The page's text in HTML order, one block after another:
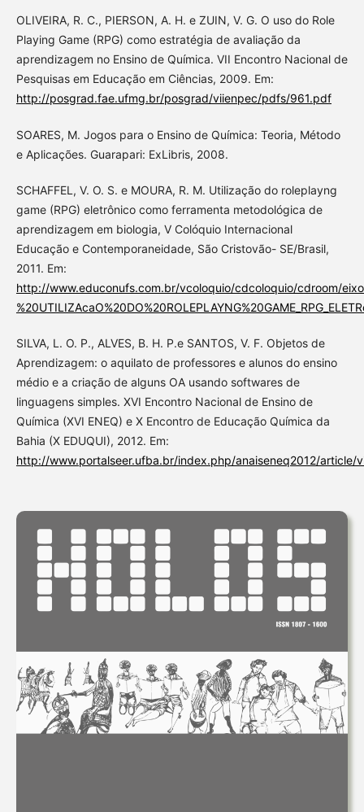
OLIVEIRA, R. C., PIERSON, A. H. e ZUIN, V. G. O uso do Role
Playing Game (RPG) como estratégia de avaliação da
aprendizagem no Ensino de Química. VII Encontro Nacional de
Pesquisas em Educação em Ciências, 2009. Em:
http://posgrad.fae.ufmg.br/posgrad/viienpec/pdfs/961.pdf
SOARES, M. Jogos para o Ensino de Química: Teoria, Método
e Aplicações. Guarapari: ExLibris, 2008.
SCHAFFEL, V. O. S. e MOURA, R. M. Utilização do roleplayng
game (RPG) eletrônico como ferramenta metodológica de
aprendizagem em biologia, V Colóquio Internacional
Educação e Contemporaneidade, São Cristovão- SE/Brasil,
2011. Em:
http://www.educonufs.com.br/vcoloquio/cdcoloquio/cdroom/
SILVA, L. O. P., ALVES, B. H. P.e SANTOS, V. F. Objetos de
Aprendizagem: o aquilato de professores e alunos do ensino
médio e a criação de alguns OA usando softwares de
linguagens simples. XVI Encontro Nacional de Ensino de
Química (XVI ENEQ) e X Encontro de Educação Química da
Bahia (X EDUQUI), 2012. Em:
http://www.portalseer.ufba.br/index.php/anaiseneq2012/